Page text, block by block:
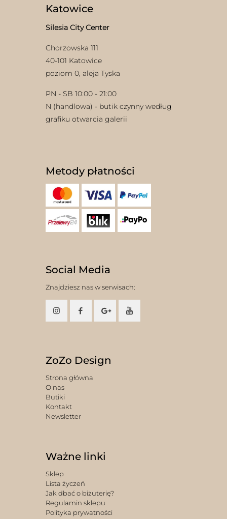
Katowice
Silesia City Center
Chorzowska 111
40-101 Katowice
poziom 0, aleja Tyska
PN - SB 10:00 - 21:00
N (handlowa) - butik czynny według
grafiku otwarcia galerii
Metody płatności
Social Media
Znajdziesz nas w serwisach:
ZoZo Design
Strona główna
O nas
Butiki
Kontakt
Newsletter
Ważne linki
Sklep
Lista życzeń
Jak dbać o biżuterię?
Regulamin sklepu
Polityka prywatności